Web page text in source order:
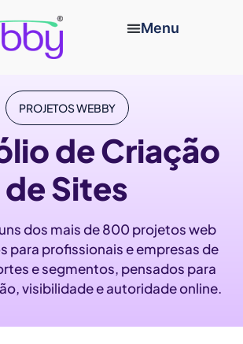
PROJETOS WEBBY
de Criação
de Sites
dos mais de 800 projetos web
para profissionais e empresas de
e segmentos, pensados para
visibilidade e autoridade online.